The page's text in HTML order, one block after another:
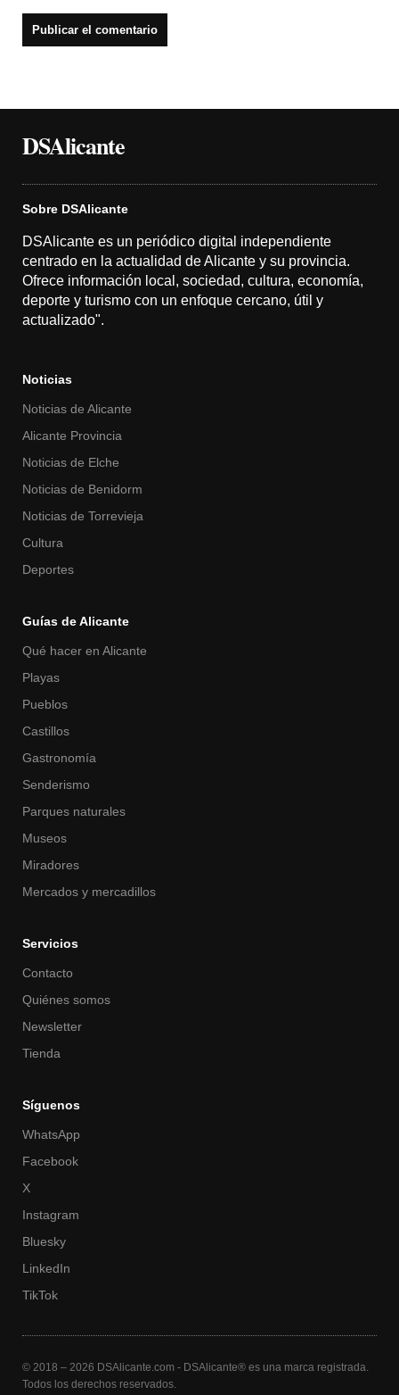
DSAlicante
Sobre DSAlicante
DSAlicante es un periódico digital independiente
centrado en la actualidad de Alicante y su provincia.
Ofrece información local, sociedad, cultura, economía,
deporte y turismo con un enfoque cercano, útil y
actualizado".
Noticias
Noticias de Alicante
Alicante Provincia
Noticias de Elche
Noticias de Benidorm
Noticias de Torrevieja
Cultura
Deportes
Guías de Alicante
Qué hacer en Alicante
Playas
Pueblos
Castillos
Gastronomía
Senderismo
Parques naturales
Museos
Miradores
Mercados y mercadillos
Servicios
Contacto
Quiénes somos
Newsletter
Tienda
Síguenos
WhatsApp
Facebook
X
Instagram
Bluesky
LinkedIn
TikTok
© 2018 – 2026 DSAlicante.com - DSAlicante® es una marca registrada.
Todos los derechos reservados.